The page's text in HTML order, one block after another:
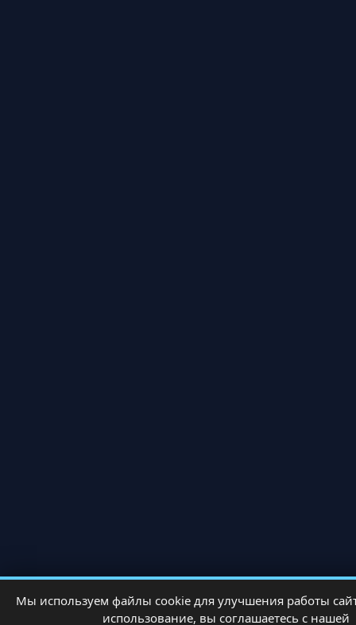
Мы используем файлы cookie для улучшения работы
использование, вы соглашаетесь с нашей